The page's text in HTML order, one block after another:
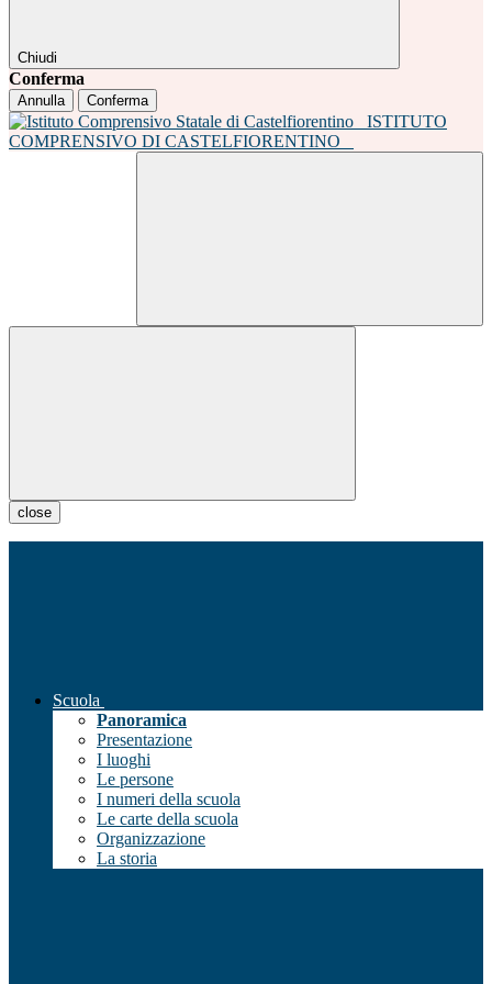
Chiudi
Conferma
Annulla Conferma
ISTITUTO
COMPRENSIVO DI CASTELFIORENTINO
close
Scuola
Panoramica
Presentazione
I luoghi
Le persone
I numeri della scuola
Le carte della scuola
Organizzazione
La storia